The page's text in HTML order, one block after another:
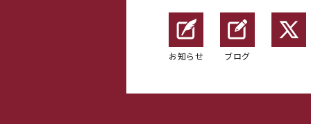
お知らせ ブログ